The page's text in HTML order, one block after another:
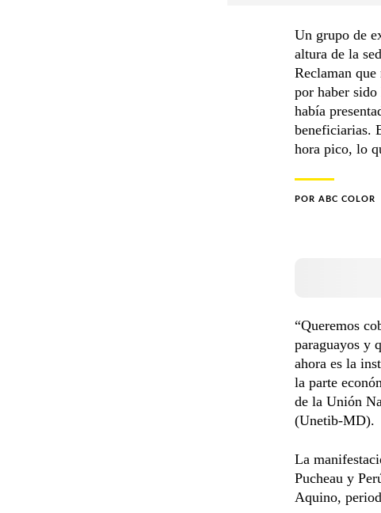
Un grupo de
altura de la
Reclaman
por haber sido
había
beneficiarias.
hora pico, lo
POR ABC COLOR
“Queremos
paraguayos y
ahora es la
la parte
de la Unión
(Unetib-MD).
La
Pucheau y
Aquino,